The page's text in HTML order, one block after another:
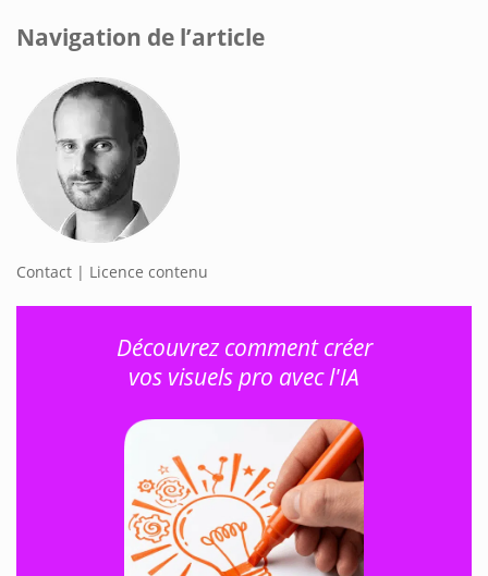
Navigation de l’article
Contact | Licence contenu
Découvrez comment créer
vos visuels pro avec l'IA